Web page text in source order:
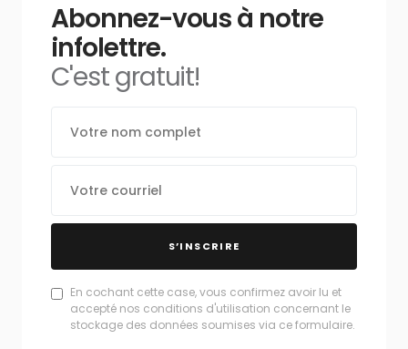
Abonnez-vous à notre
infolettre.
C'est gratuit!
S’INSCRIRE
En cochant cette case, vous confirmez avoir lu et
accepté nos conditions d'utilisation concernant le
stockage des données soumises via ce formulaire.